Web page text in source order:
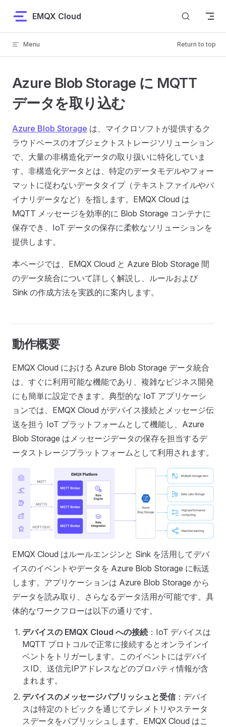
Skip to content
EMQX Cloud
Menu Return to top
Azure Blob Storage に MQTT
データを取り込む
Azure Blob Storage は、マイクロソフトが提供するク
ラウドベースのオブジェクトストレージソリューション
で、大量の非構造化データの取り扱いに特化していま
す。非構造化データとは、特定のデータモデルやフォー
マットに従わないデータタイプ（テキストファイルやバ
イナリデータなど）を指します。EMQX Cloud は
MQTT メッセージを効率的に Blob Storage コンテナに
保存でき、IoT データの保存に柔軟なソリューションを
提供します。
本ページでは、EMQX Cloud と Azure Blob Storage 間
のデータ統合について詳しく解説し、ルールおよび
Sink の作成方法を実践的に案内します。
動作概要
EMQX Cloud における Azure Blob Storage データ統合
は、すぐに利用可能な機能であり、複雑なビジネス開発
にも簡単に設定できます。典型的な IoT アプリケーシ
ョンでは、EMQX Cloud がデバイス接続とメッセージ伝
送を担う IoT プラットフォームとして機能し、Azure
Blob Storage はメッセージデータの保存を担当するデ
ータストレージプラットフォームとして利用されます。
EMQX Cloud はルールエンジンと Sink を活用してデバ
イスのイベントやデータを Azure Blob Storage に転送
します。アプリケーションは Azure Blob Storage から
データを読み取り、さらなるデータ活用が可能です。具
体的なワークフローは以下の通りです。
デバイスの EMQX Cloud への接続 ：IoT デバイスは
MQTT プロトコルで正常に接続するとオンラインイ
ベントをトリガーします。このイベントにはデバイ
スID、送信元IPアドレスなどのプロパティ情報が含
まれます。
デバイスのメッセージパブリッシュと受信 ：デバイ
スは特定のトピックを通じてテレメトリやステータ
スデータをパブリッシュします。EMQX Cloud はこ